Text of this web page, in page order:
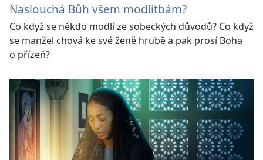
Naslouchá Bůh všem modlitbám?
Co když se někdo modlí ze sobeckých důvodů? Co když
se manžel chová ke své ženě hrubě a pak prosí Boha
o přízeň?